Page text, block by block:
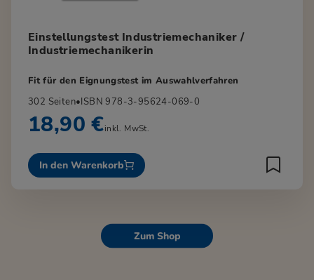
Einstellungstest Industriemechaniker /
Industriemechanikerin
Fit für den Eignungstest im Auswahlverfahren
302 Seiten•ISBN 978-3-95624-069-0
18,90 €inkl. MwSt.
In den Warenkorb
Zum Shop